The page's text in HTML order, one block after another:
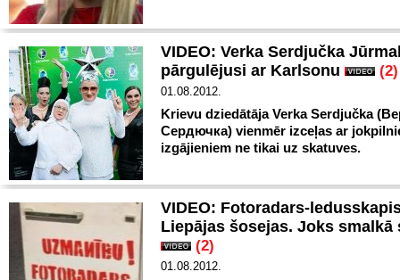
VIDEO: Verka Serdjučka
pārgulējusi ar Karlsonu
(2)
01.08.2012.
Krievu dziedātāja Verka Serdjučka
Сердючка) vienmēr izceļas ar
izgājieniem ne tikai uz skatuves.
VIDEO: Fotoradars-
Liepājas šosejas. Joks smalkā
(2)
01.08.2012.